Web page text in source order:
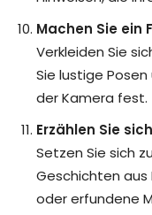
Machen Sie ein
Verkleiden Sie
Sie lustige
der Kamera fest.
Erzählen Sie
Setzen Sie sich
Geschichten aus
oder erfundene